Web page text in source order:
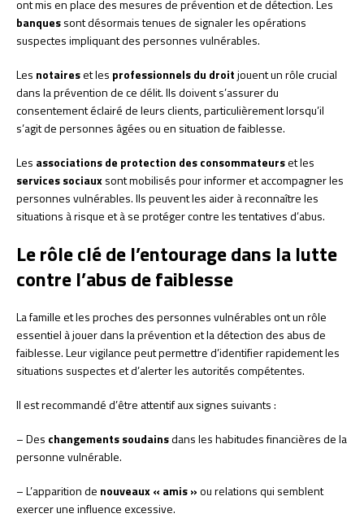
ont mis en place des mesures de prévention et de détection. Les
banquessont désormais tenues de signaler les opérations
suspectes impliquant des personnes vulnérables.
Les notaireset les professionnels du droitjouent un rôle crucial
dans la prévention de ce délit. Ils doivent s’assurer du
consentement éclairé de leurs clients, particulièrement lorsqu’il
s’agit de personnes âgées ou en situation de faiblesse.
Les associations de protection des consommateurset les
services sociauxsont mobilisés pour informer et accompagner les
personnes vulnérables. Ils peuvent les aider à reconnaître les
situations à risque et à se protéger contre les tentatives d’abus.
Le rôle clé de l’entourage dans la lutte
contre l’abus de faiblesse
La famille et les proches des personnes vulnérables ont un rôle
essentiel à jouer dans la prévention et la détection des abus de
faiblesse. Leur vigilance peut permettre d’identifier rapidement les
situations suspectes et d’alerter les autorités compétentes.
Il est recommandé d’être attentif aux signes suivants :
– Des changements soudainsdans les habitudes financières de la
personne vulnérable.
– L’apparition de nouveaux « amis »ou relations qui semblent
exercer une influence excessive.